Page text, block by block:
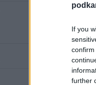
If you
further